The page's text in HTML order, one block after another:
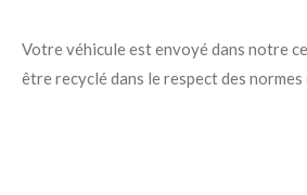
Votre véhicule est envoyé dans notre
être recyclé dans le respect des